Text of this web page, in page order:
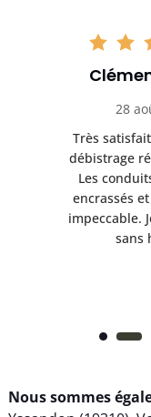
28
Très
débistrage
Les
encrassés
impeccable.
sans
Nous sommes